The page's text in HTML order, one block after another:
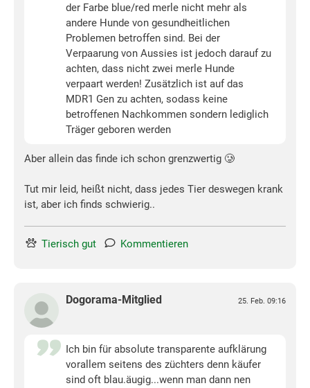
der Farbe blue/red merle nicht mehr als
andere Hunde von gesundheitlichen
Problemen betroffen sind. Bei der
Verpaarung von Aussies ist jedoch darauf zu
achten, dass nicht zwei merle Hunde
verpaart werden! Zusätzlich ist auf das
MDR1 Gen zu achten, sodass keine
betroffenen Nachkommen sondern lediglich
Träger geboren werden
Aber allein das finde ich schon grenzwertig 🥲
Tut mir leid, heißt nicht, dass jedes Tier deswegen krank
ist, aber ich finds schwierig..
Tierisch gut Kommentieren
Dogorama-Mitglied 25. Feb. 09:16
Ich bin für absolute transparente aufklärung
vorallem seitens des züchters denn käufer
sind oft blau.äugig...wenn man dann nen